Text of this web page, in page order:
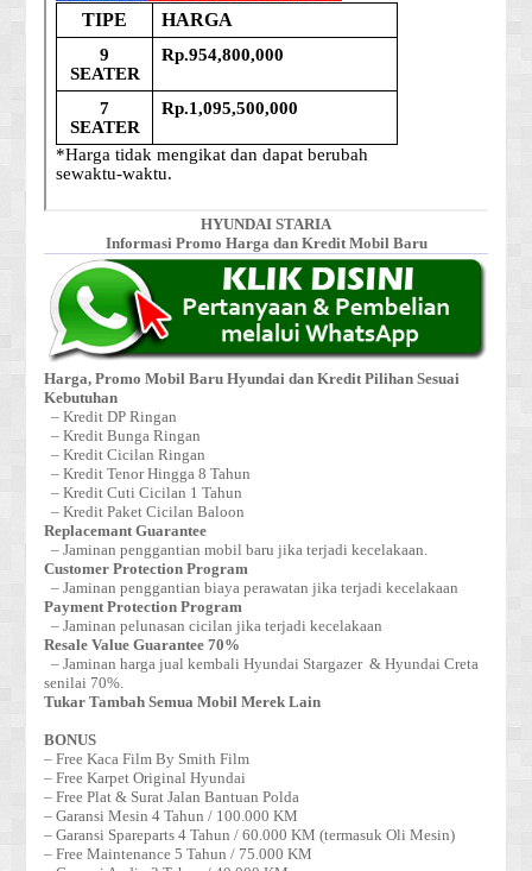
HYUNDAI STARIA
Informasi Promo Harga dan Kredit Mobil Baru
Harga, Promo Mobil Baru Hyundai dan Kredit Pilihan Sesuai
Kebutuhan
– Kredit DP Ringan
– Kredit Bunga Ringan
– Kredit Cicilan Ringan
– Kredit Tenor Hingga 8 Tahun
– Kredit Cuti Cicilan 1 Tahun
– Kredit Paket Cicilan Baloon
Replacemant Guarantee
– Jaminan penggantian mobil baru jika terjadi kecelakaan.
Customer Protection Program
– Jaminan penggantian biaya perawatan jika terjadi kecelakaan
Payment Protection Program
– Jaminan pelunasan cicilan jika terjadi kecelakaan
Resale Value Guarantee 70%
– Jaminan harga jual kembali Hyundai Stargazer & Hyundai Creta
senilai 70%.
Tukar Tambah Semua Mobil Merek Lain
BONUS
– Free Kaca Film By Smith Film
– Free Karpet Original Hyundai
– Free Plat & Surat Jalan Bantuan Polda
– Garansi Mesin 4 Tahun / 100.000 KM
– Garansi Spareparts 4 Tahun / 60.000 KM (termasuk Oli Mesin)
– Free Maintenance 5 Tahun / 75.000 KM